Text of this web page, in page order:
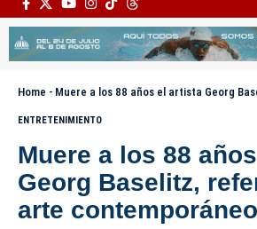
Home - Muere a los 88 años el artista Georg Baselitz, referente
ENTRETENIMIENTO
Muere a los 88
Georg Baselitz,
arte